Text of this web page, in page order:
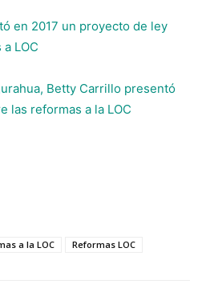
en 2017 un proyecto de ley
LOC
Betty Carrillo presentó
las reformas a la LOC
a la LOC Reformas LOC